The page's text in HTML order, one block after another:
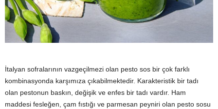
İtalyan sofralarının vazgeçilmezi olan pesto sos bir çok farklı
kombinasyonda karşımıza çıkabilmektedir. Karakteristik bir tadı
olan pestonun baskın, değişik ve enfes bir tadı vardır. Ham
maddesi fesleğen, çam fıstığı ve parmesan peyniri olan pesto sosu